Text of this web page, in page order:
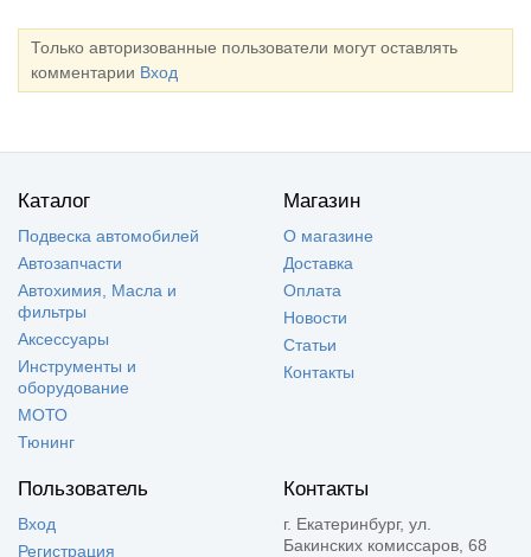
Только авторизованные пользователи могут оставлять
комментарии Вход
Каталог
Подвеска автомобилей
Автозапчасти
Автохимия, Масла и
фильтры
Аксессуары
Инструменты и
оборудование
МОТО
Тюнинг
Магазин
О магазине
Доставка
Оплата
Новости
Статьи
Контакты
Пользователь
Вход
Регистрация
Контакты
г. Екатеринбург, ул.
Бакинских комиссаров, 68